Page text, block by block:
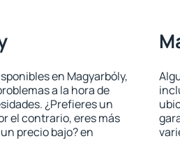
en Magyarbóly,
a la hora de
¿Prefieres un
el contrario, eres más
precio bajo? en